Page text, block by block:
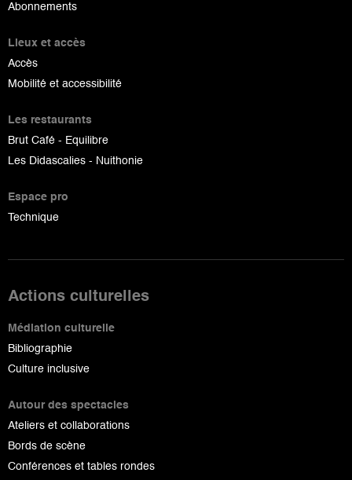
Abonnements
Lieux et accès
Accès
Mobilité et accessibilité
Les restaurants
Brut Café - Equilibre
Les Didascalies - Nuithonie
Espace pro
Technique
Actions culturelles
Médiation culturelle
Bibliographie
Culture inclusive
Autour des spectacles
Ateliers et collaborations
Bords de scène
Conférences et tables rondes